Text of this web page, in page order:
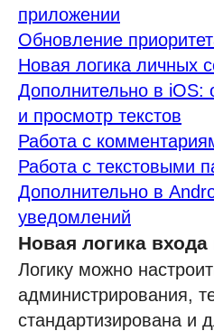
приложении
Обновление
Новая логика личных
Дополнительно в iOS:
и просмотр текстов
Работа с
Работа с текстовыми
Дополнительно в
уведомлений
Новая логика
Логику можно
администрирования,
стандартизирована и